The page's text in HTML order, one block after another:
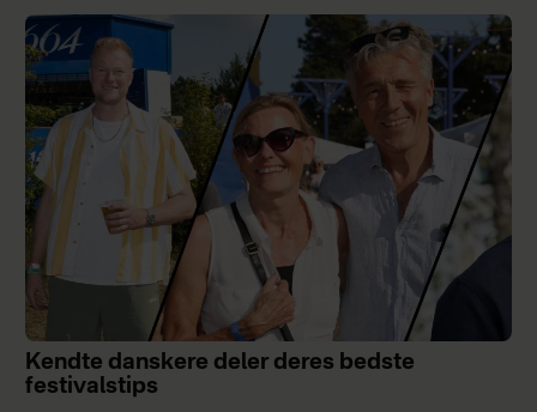
Kendte danskere deler deres bedste
festivalstips